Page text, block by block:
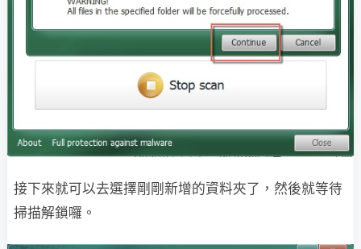
接下來就可以去選擇剛剛新增的資料夾了，然後就等待
掃描解鎖囉。